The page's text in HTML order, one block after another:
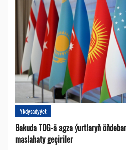
Ykdysadyýet
Bakuda TDG-ä agza ýurtlaryň
maslahaty geçiriler